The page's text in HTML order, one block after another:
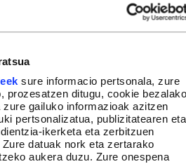
sure informacio pertsonala, zure
prozesatzen ditugu, cookie bezalako
gailuko informazioak azitzen
pertsonalizatua, publizitatearen eta
ikerketa eta zerbitzuen
datuak nork eta zertarako
aukera duzu. Zure onespena